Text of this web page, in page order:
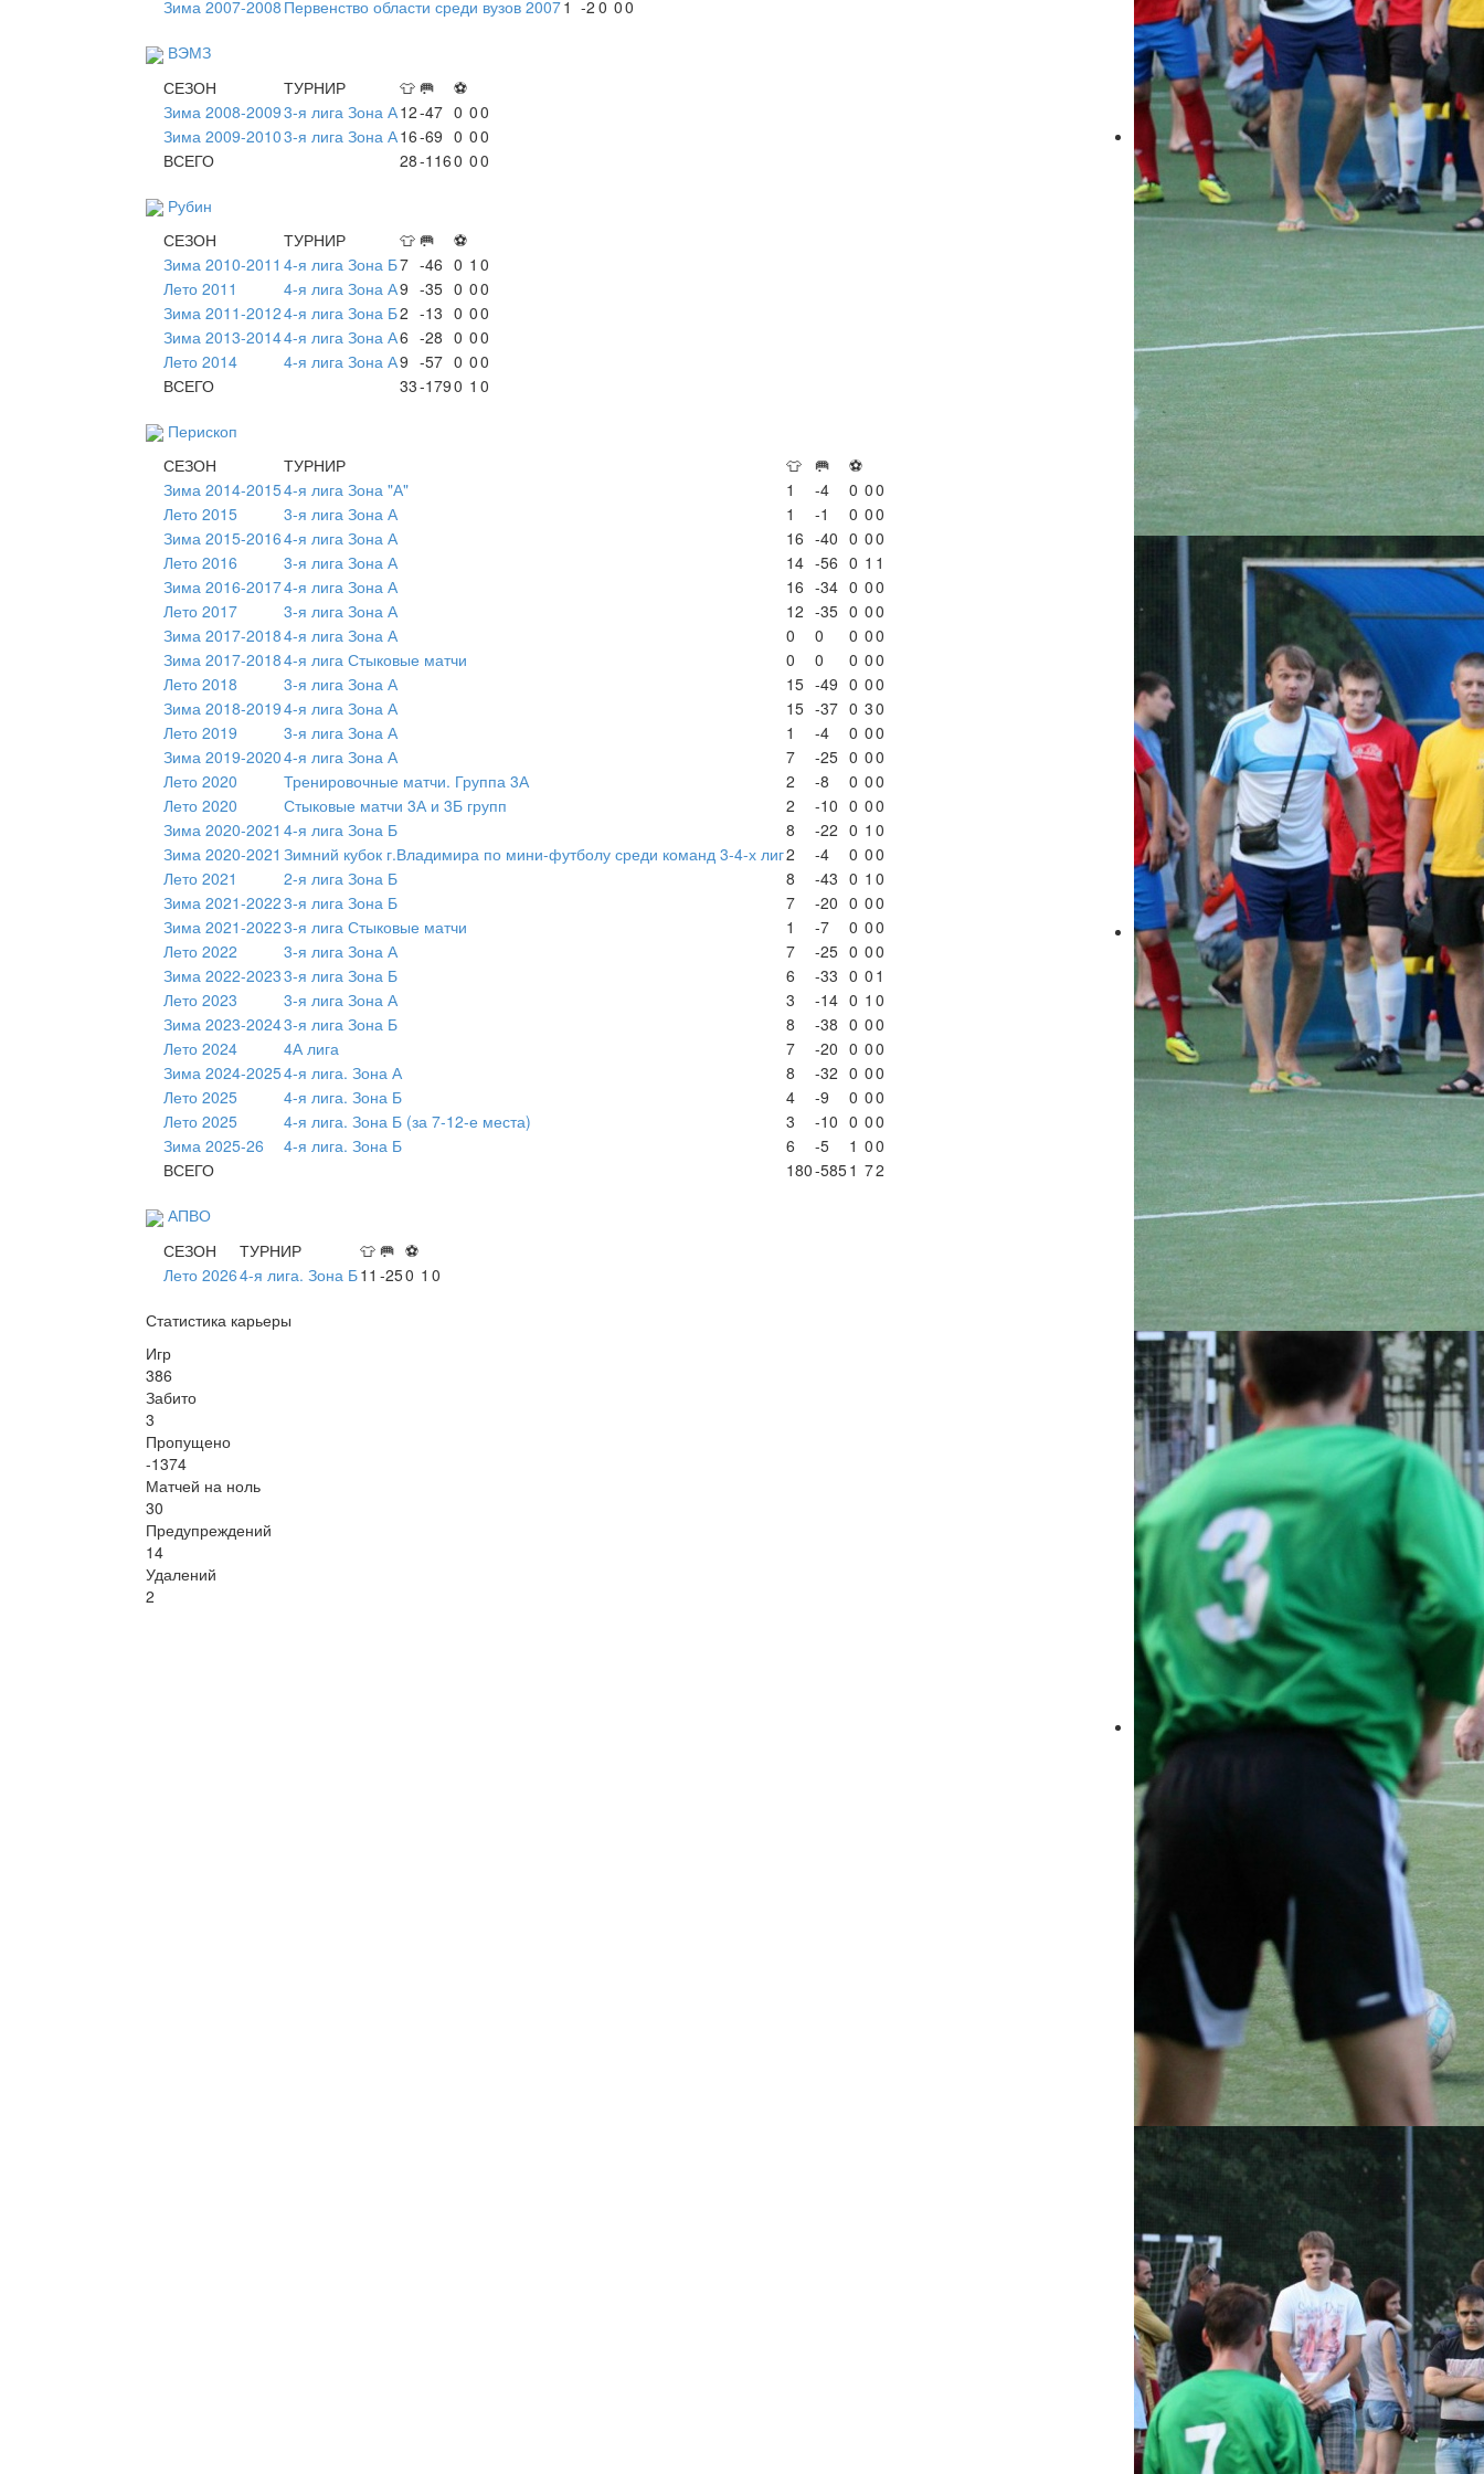
Зима 2007-2008 Первенство области среди вузов 20071 -2 0 00
ВЭМЗ
СЕЗОН
ТУРНИР 👕 🥅
⚽
Зима 2008-20093-я лига Зона А12-47 0 00
Зима 2009-20103-я лига Зона А16-69 0 00
ВСЕГО
28-1160 00
Рубин
СЕЗОН
ТУРНИР 👕 🥅
⚽
Зима 2010-2011 4-я лига Зона Б7 -46 0 1 0
Лето 2011
4-я лига Зона А9 -35 0 00
Зима 2011-20124-я лига Зона Б2 -13 0 00
Зима 2013-20144-я лига Зона А6 -28 0 00
Лето 2014
4-я лига Зона А9 -57 0 00
ВСЕГО
33-1790 1 0
Перископ
СЕЗОН
ТУРНИР 👕 🥅
⚽
Зима 2014-20154-я лига Зона "А" 1 -4 0 00
Лето 2015
3-я лига Зона А 1 -1 0 00
Зима 2015-20164-я лига Зона А 16 -40 0 00
Лето 2016
3-я лига Зона А 14 -56 0 1 1
Зима 2016-20174-я лига Зона А 16 -34 0 00
Лето 2017
3-я лига Зона А 12 -35 0 00
Зима 2017-20184-я лига Зона А 0 0 0 00
Зима 2017-20184-я лига Стыковые матчи 0 0 0 00
Лето 2018
3-я лига Зона А 15 -49 0 00
Зима 2018-20194-я лига Зона А 15 -37 0 30
Лето 2019
3-я лига Зона А 1 -4 0 00
Зима 2019-20204-я лига Зона А 7 -25 0 00
Лето 2020
Тренировочные матчи. Группа 3А 2 -8 0 00
Лето 2020
Стыковые матчи 3А и 3Б групп 2 -10 0 00
Зима 2020-2021 4-я лига Зона Б 8 -22 0 1 0
Зима 2020-2021 Зимний кубок г.Владимира по мини-футболу среди команд 3-4-х лиг2 -4 0 00
Лето 2021
2-я лига Зона Б 8 -43 0 1 0
Зима 2021-20223-я лига Зона Б 7 -20 0 00
Зима 2021-20223-я лига Стыковые матчи 1 -7 0 00
Лето 2022
3-я лига Зона А 7 -25 0 00
Зима 2022-20233-я лига Зона Б 6 -33 0 0 1
Лето 2023
3-я лига Зона А 3 -14 0 1 0
Зима 2023-20243-я лига Зона Б 8 -38 0 00
Лето 2024
4А лига 7 -20 0 00
Зима 2024-20254-я лига. Зона А 8 -32 0 00
Лето 2025
4-я лига. Зона Б 4 -9 0 00
Лето 2025
4-я лига. Зона Б (за 7-12-е места) 3 -10 0 00
Зима 2025-26
4-я лига. Зона Б 6 -5 1 00
ВСЕГО
180-5851 72
АПВО
СЕЗОН
ТУРНИР 👕 🥅 ⚽
Лето 20264-я лига. Зона Б11 -250 1 0
Статистика карьеры
Игр
386
Забито
3
Пропущено
-1374
Матчей на ноль
30
Предупреждений
14
Удалений
2